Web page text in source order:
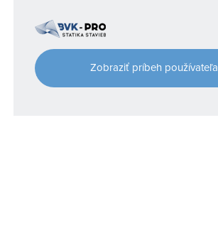
Zobraziť príbeh používateľa